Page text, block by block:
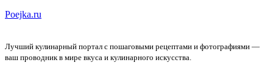
Poejka.ru
Лучший кулинарный портал с пошаговыми рецептами и фотографиями —
ваш проводник в мире вкуса и кулинарного искусства.